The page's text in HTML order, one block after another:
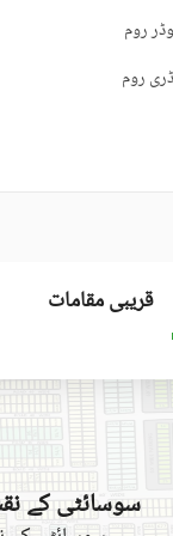
روم
روم
بی کیو کا حصہ
ریسٹورنٹ
قریبی مقامات
سوسائٹی کے